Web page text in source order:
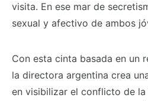
visita. En ese mar de
sexual y afectivo de ambos
Con esta cinta basada en un
la directora argentina crea
en visibilizar el conflicto de